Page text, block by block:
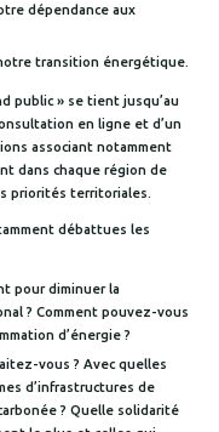
dépendance aux
transition énergétique.
public » se tient jusqu’au
en ligne et d’un
associant notamment
dans chaque région de
priorités territoriales.
débattues les
pour diminuer la
? Comment pouvez-vous
d’énergie ?
vous ? Avec quelles
d’infrastructures de
? Quelle solidarité